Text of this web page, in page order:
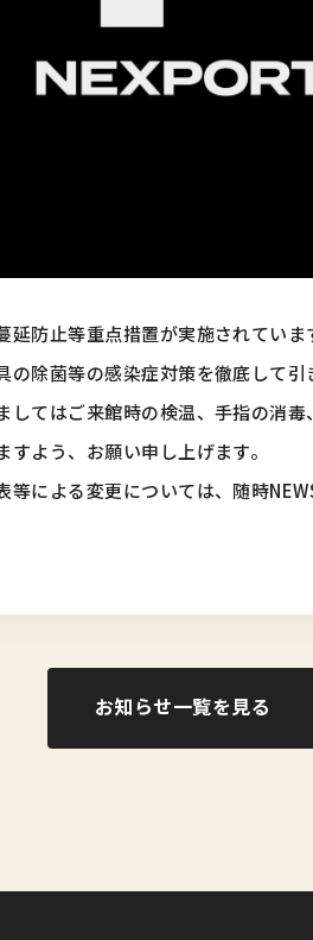
延防止等重点措置が実施されてい
の除菌等の感染症対策を徹底して引
してはご来館時の検温、手指の消
よう、お願い申し上げます。
による変更については、随時
お知らせ一覧を見る